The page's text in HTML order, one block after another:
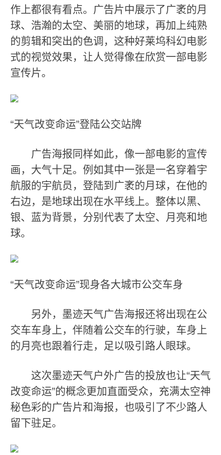
作上都很有看点。广告片中展示了广袤的月
球、浩瀚的太空、美丽的地球，再加上纯熟
的剪辑和突出的色调，这种好莱坞科幻电影
式的视觉效果，让人觉得像在欣赏一部电影
宣传片。
“天气改变命运”登陆公交站牌
广告海报同样如此，像一部电影的宣传
画，大气十足。例如其中一张是一名穿着宇
航服的宇航员，登陆到广袤的月球，在他的
右边，是地球出现在水平线上。整体以黑、
银、蓝为背景，分别代表了太空、月亮和地
球。
“天气改变命运”现身各大城市公交车身
另外，墨迹天气广告海报还将出现在公
交车车身上，伴随着公交车的行驶，车身上
的月亮也跟着行走，足以吸引路人眼球。
这次墨迹天气户外广告的投放也让“天气
改变命运”的概念更加直面受众，充满太空神
秘色彩的广告片和海报，也吸引了不少路人
留下驻足。